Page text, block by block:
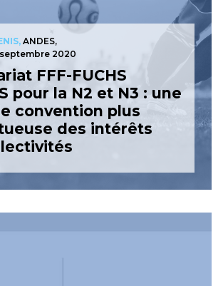
ANDES,
2020
FFF-FUCHS
pour la N2 et N3 : une
convention plus
des intérêts